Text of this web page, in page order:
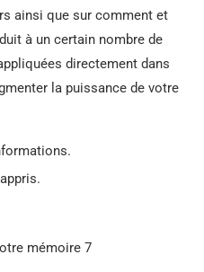
ainsi que sur comment et
à un certain nombre de
directement dans
la puissance de votre
mémoire 7